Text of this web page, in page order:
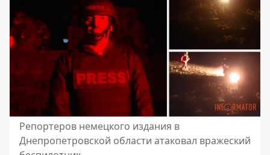
Репортеров немецкого издания в
Днепропетровской области атаковал вражеский